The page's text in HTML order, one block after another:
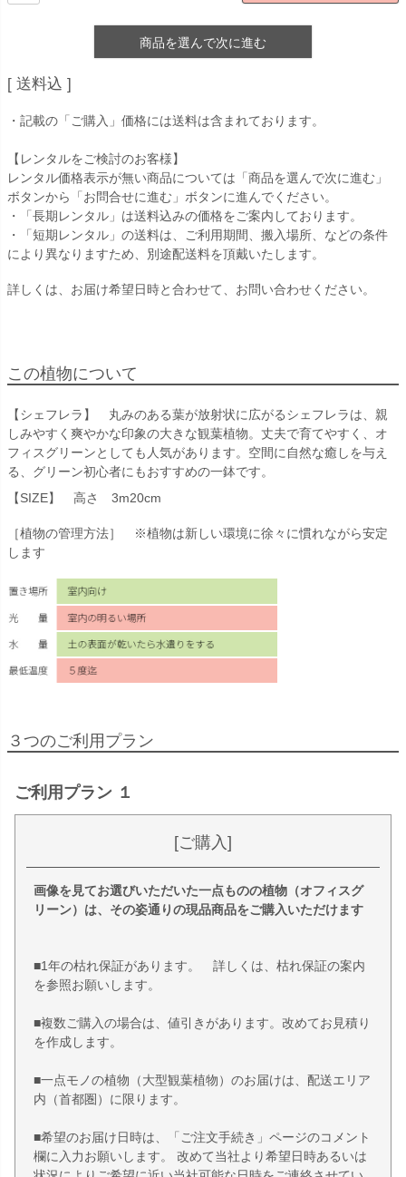
商品を選んで次に進む
送料込
・記載の「ご購入」価格には送料は含まれております。
【レンタルをご検討のお客様】
レンタル価格表示が無い商品については「商品を選んで次に進む」
ボタンから「お問合せに進む」ボタンに進んでください。
・「長期レンタル」は送料込みの価格をご案内しております。
・「短期レンタル」の送料は、ご利用期間、搬入場所、などの条件
により異なりますため、別途配送料を頂戴いたします。
詳しくは、お届け希望日時と合わせて、お問い合わせください。
この植物について
【シェフレラ】 丸みのある葉が放射状に広がるシェフレラは、親
しみやすく爽やかな印象の大きな観葉植物。丈夫で育てやすく、オ
フィスグリーンとしても人気があります。空間に自然な癒しを与え
る、グリーン初心者にもおすすめの一鉢です。
【SIZE】 高さ 3m20cm
［植物の管理方法］ ※植物は新しい環境に徐々に慣れながら安定
します
３つのご利用プラン
ご利用プラン １
[ご購入]
画像を見てお選びいただいた一点ものの植物（オフィスグ
リーン）は、その姿通りの現品商品をご購入いただけます
■1年の枯れ保証があります。 詳しくは、枯れ保証の案内
を参照お願いします。
■複数ご購入の場合は、値引きがあります。改めてお見積り
を作成します。
■一点モノの植物（大型観葉植物）のお届けは、配送エリア
内（首都圏）に限ります。
■希望のお届け日時は、「ご注文手続き」ページのコメント
欄に入力お願いします。 改めて当社より希望日時あるいは